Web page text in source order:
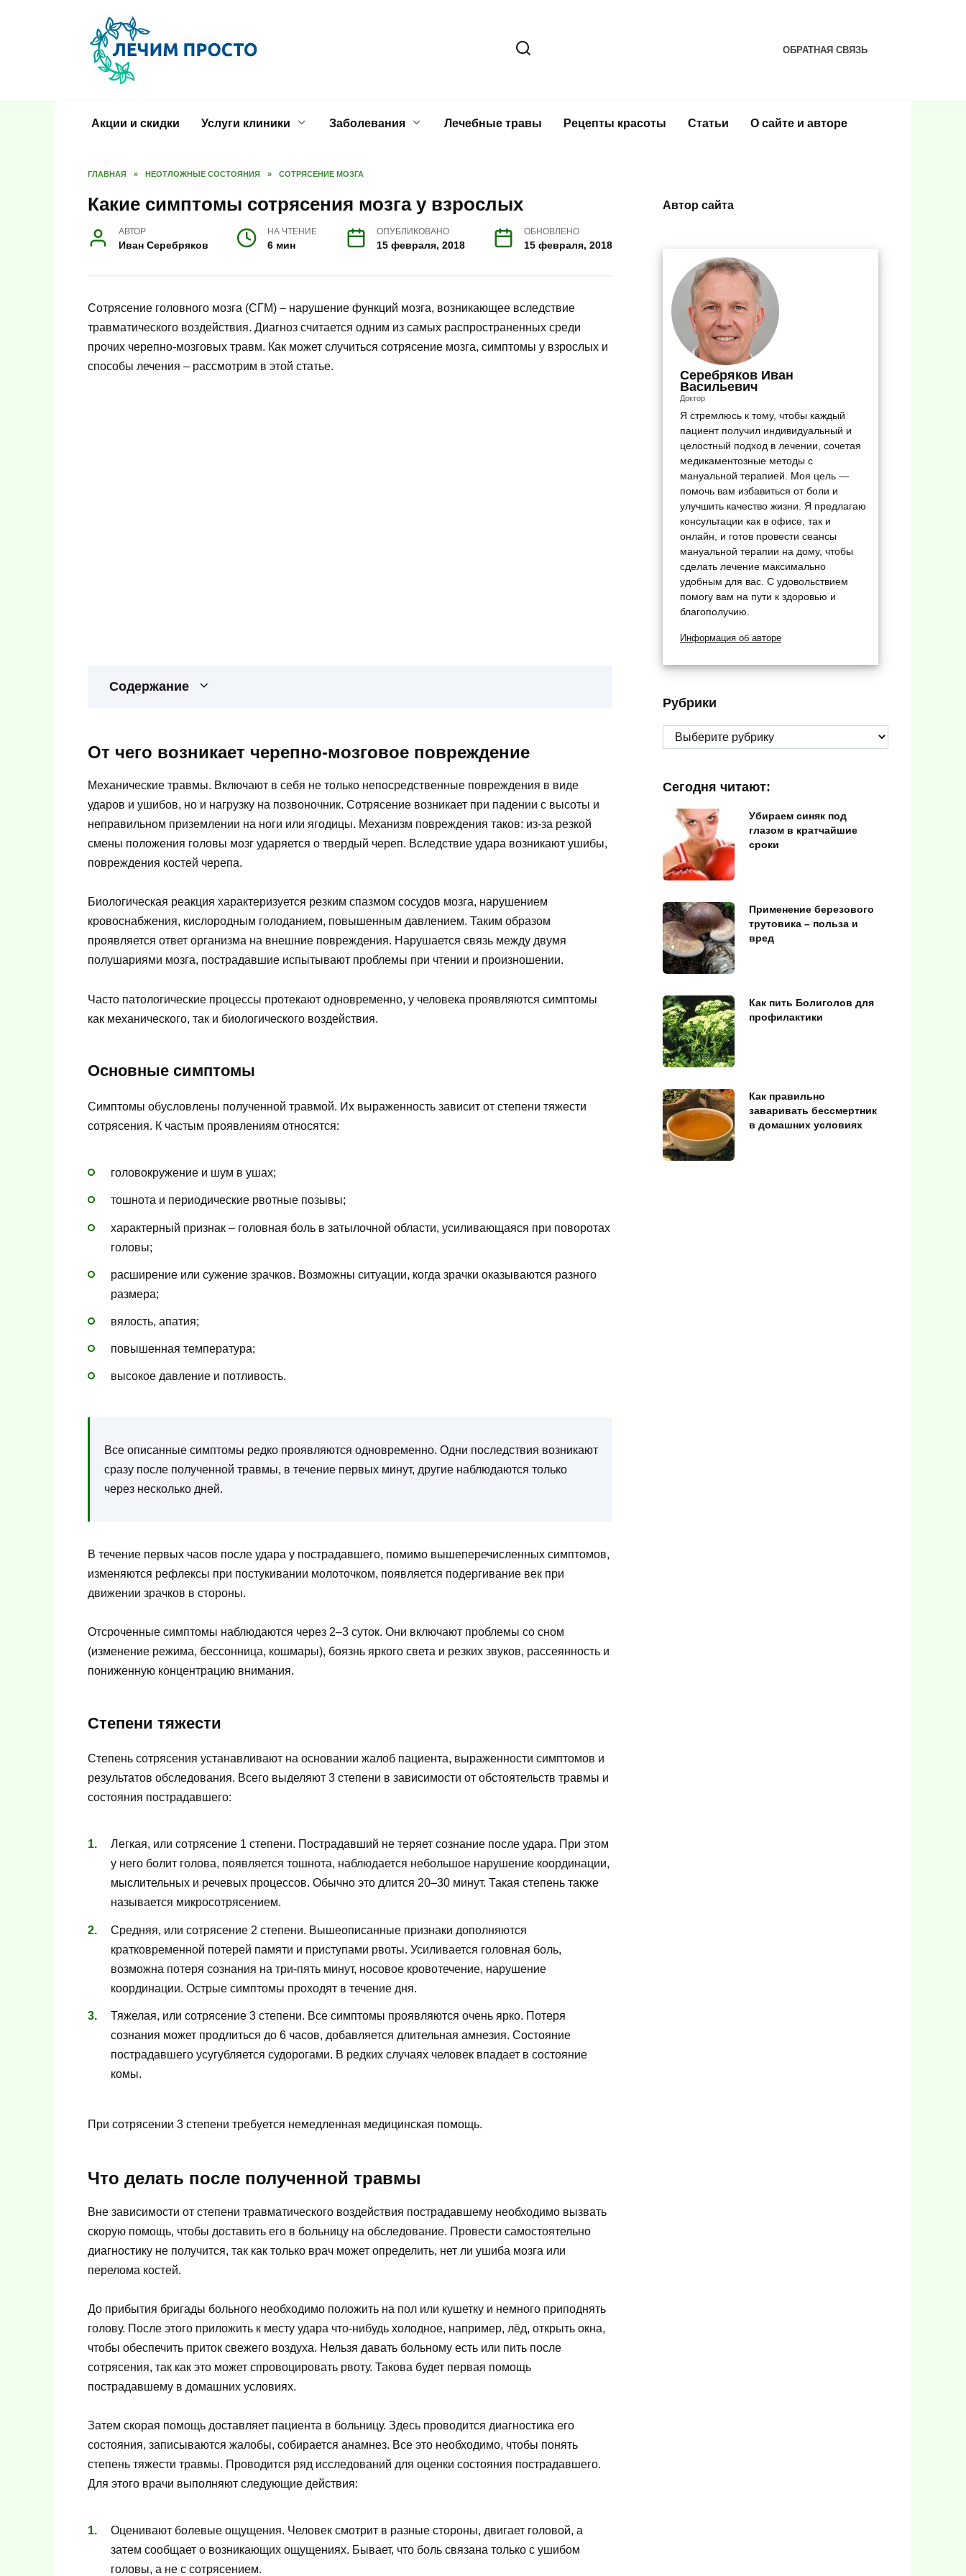
ОБРАТНАЯ СВЯЗЬ
Акции и скидки Услуги клиники Заболевания Лечебные травы Рецепты красоты Статьи О сайте и авторе
ГЛАВНАЯ » НЕОТЛОЖНЫЕ СОСТОЯНИЯ » СОТРЯСЕНИЕ МОЗГА
Какие симптомы сотрясения мозга у взрослых
АВТОР
Иван Серебряков
НА ЧТЕНИЕ
6 мин
ОПУБЛИКОВАНО
15 февраля, 2018
ОБНОВЛЕНО
15 февраля, 2018
Сотрясение головного мозга (СГМ) – нарушение функций мозга, возникающее вследствие
травматического воздействия. Диагноз считается одним из самых распространенных среди
прочих черепно-мозговых травм. Как может случиться сотрясение мозга, симптомы у взрослых и
способы лечения – рассмотрим в этой статье.
Содержание
От чего возникает черепно-мозговое повреждение
Механические травмы. Включают в себя не только непосредственные повреждения в виде
ударов и ушибов, но и нагрузку на позвоночник. Сотрясение возникает при падении с высоты и
неправильном приземлении на ноги или ягодицы. Механизм повреждения таков: из-за резкой
смены положения головы мозг ударяется о твердый череп. Вследствие удара возникают ушибы,
повреждения костей черепа.
Биологическая реакция характеризуется резким спазмом сосудов мозга, нарушением
кровоснабжения, кислородным голоданием, повышенным давлением. Таким образом
проявляется ответ организма на внешние повреждения. Нарушается связь между двумя
полушариями мозга, пострадавшие испытывают проблемы при чтении и произношении.
Часто патологические процессы протекают одновременно, у человека проявляются симптомы
как механического, так и биологического воздействия.
Основные симптомы
Симптомы обусловлены полученной травмой. Их выраженность зависит от степени тяжести
сотрясения. К частым проявлениям относятся:
головокружение и шум в ушах;
тошнота и периодические рвотные позывы;
характерный признак – головная боль в затылочной области, усиливающаяся при поворотах
головы;
расширение или сужение зрачков. Возможны ситуации, когда зрачки оказываются разного
размера;
вялость, апатия;
повышенная температура;
высокое давление и потливость.
Все описанные симптомы редко проявляются одновременно. Одни последствия возникают
сразу после полученной травмы, в течение первых минут, другие наблюдаются только
через несколько дней.
В течение первых часов после удара у пострадавшего, помимо вышеперечисленных симптомов,
изменяются рефлексы при постукивании молоточком, появляется подергивание век при
движении зрачков в стороны.
Отсроченные симптомы наблюдаются через 2–3 суток. Они включают проблемы со сном
(изменение режима, бессонница, кошмары), боязнь яркого света и резких звуков, рассеянность и
пониженную концентрацию внимания.
Степени тяжести
Степень сотрясения устанавливают на основании жалоб пациента, выраженности симптомов и
результатов обследования. Всего выделяют 3 степени в зависимости от обстоятельств травмы и
состояния пострадавшего:
Легкая, или сотрясение 1 степени. Пострадавший не теряет сознание после удара. При этом
у него болит голова, появляется тошнота, наблюдается небольшое нарушение координации,
мыслительных и речевых процессов. Обычно это длится 20–30 минут. Такая степень также
называется микросотрясением.
Средняя, или сотрясение 2 степени. Вышеописанные признаки дополняются
кратковременной потерей памяти и приступами рвоты. Усиливается головная боль,
возможна потеря сознания на три-пять минут, носовое кровотечение, нарушение
координации. Острые симптомы проходят в течение дня.
Тяжелая, или сотрясение 3 степени. Все симптомы проявляются очень ярко. Потеря
сознания может продлиться до 6 часов, добавляется длительная амнезия. Состояние
пострадавшего усугубляется судорогами. В редких случаях человек впадает в состояние
комы.
При сотрясении 3 степени требуется немедленная медицинская помощь.
Что делать после полученной травмы
Вне зависимости от степени травматического воздействия пострадавшему необходимо вызвать
скорую помощь, чтобы доставить его в больницу на обследование. Провести самостоятельно
диагностику не получится, так как только врач может определить, нет ли ушиба мозга или
перелома костей.
До прибытия бригады больного необходимо положить на пол или кушетку и немного приподнять
голову. После этого приложить к месту удара что-нибудь холодное, например, лёд, открыть окна,
чтобы обеспечить приток свежего воздуха. Нельзя давать больному есть или пить после
сотрясения, так как это может спровоцировать рвоту. Такова будет первая помощь
пострадавшему в домашних условиях.
Затем скорая помощь доставляет пациента в больницу. Здесь проводится диагностика его
состояния, записываются жалобы, собирается анамнез. Все это необходимо, чтобы понять
степень тяжести травмы. Проводится ряд исследований для оценки состояния пострадавшего.
Для этого врачи выполняют следующие действия:
Оценивают болевые ощущения. Человек смотрит в разные стороны, двигает головой, а
затем сообщает о возникающих ощущениях. Бывает, что боль связана только с ушибом
головы, а не с сотрясением.
Автор сайта
Серебряков Иван
Васильевич
Доктор
Я стремлюсь к тому, чтобы каждый
пациент получил индивидуальный и
целостный подход в лечении, сочетая
медикаментозные методы с
мануальной терапией. Моя цель —
помочь вам избавиться от боли и
улучшить качество жизни. Я предлагаю
консультации как в офисе, так и
онлайн, и готов провести сеансы
мануальной терапии на дому, чтобы
сделать лечение максимально
удобным для вас. С удовольствием
помогу вам на пути к здоровью и
благополучию.
Информация об авторе
Рубрики
Рубрики
Сегодня читают:
Убираем синяк под
глазом в кратчайшие
сроки
Применение березового
трутовика – польза и
вред
Как пить Болиголов для
профилактики
Как правильно
заваривать бессмертник
в домашних условиях